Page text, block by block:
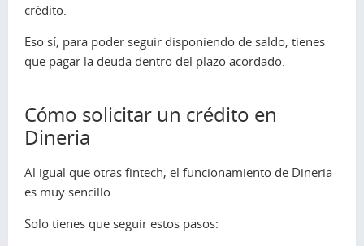
crédito.
Eso sí, para poder seguir disponiendo de saldo, tienes
que pagar la deuda dentro del plazo acordado.
Cómo solicitar un crédito en
Dineria
Al igual que otras fintech, el funcionamiento de Dineria
es muy sencillo.
Solo tienes que seguir estos pasos: